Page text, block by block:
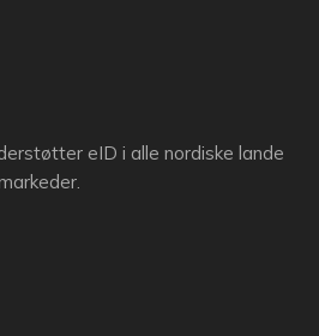
eID i alle nordiske lande